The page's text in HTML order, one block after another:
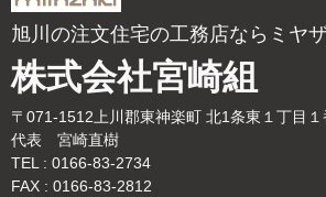
旭川の注文住宅の工務店ならミヤ
株式会社宮崎組
〒071-1512上川郡東神楽町 北1条東１丁目
代表 宮崎直樹
TEL : 0166-83-2734
FAX : 0166-83-2812